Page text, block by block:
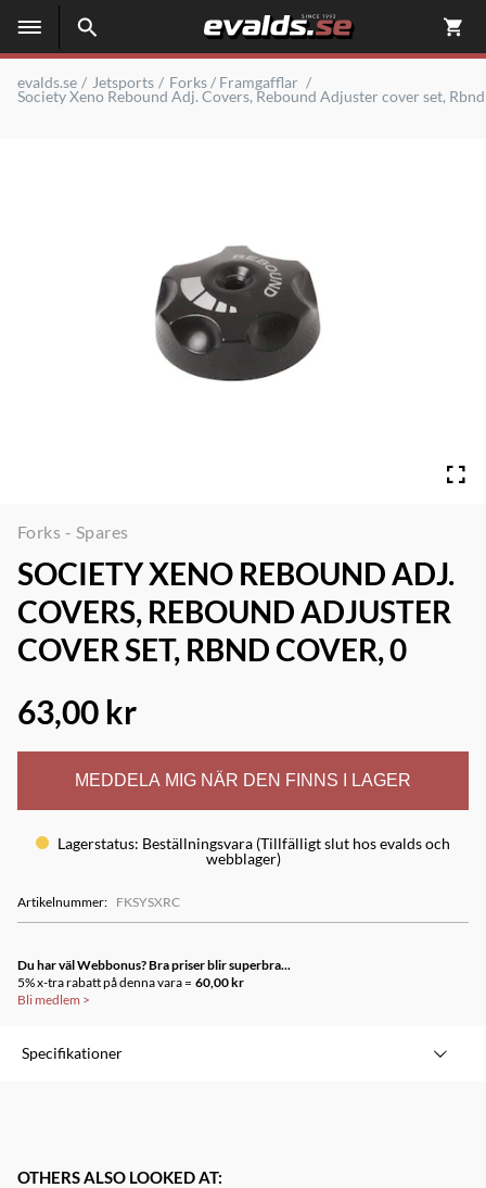
evalds.se Jetsports
Forks / Framgafflar
Society Xeno Rebound Adj. Covers, Rebound Adjuster cover set,
Forks - Spares
SOCIETY XENO REBOUND ADJ.
COVERS, REBOUND ADJUSTER
COVER SET, RBND COVER, 0
63,00 kr
MEDDELA MIG NÄR DEN FINNS I LAGER
Lagerstatus: Beställningsvara (Tillfälligt slut hos evalds och
webblager)
Artikelnummer: FKSYSXRC
Du har väl Webbonus? Bra priser blir superbra...
5% x-tra rabatt på denna vara = 60,00 kr
Bli medlem >
Specifikationer
OTHERS ALSO LOOKED AT: